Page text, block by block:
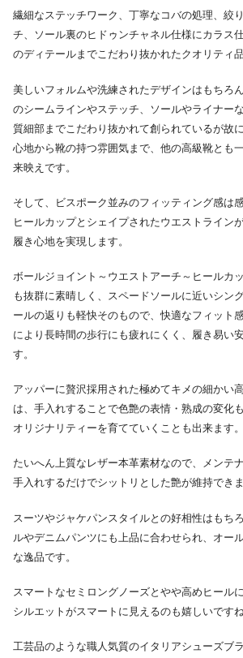
繊細なステッチワーク、丁寧なコバの処理、絞
チ、ソール裏のヒドゥンチャネル仕様にカラス
のディテールまでこだわり抜かれたクオリティ品
美しいフォルムや洗練されたデザインはもちろ
のシームラインやステッチ、ソールやライナー
質細部までこだわり抜かれて創られているが故
心地から靴の持つ雰囲気まで、他の高級靴とも
来映えです。
そして、ビスポーク並みのフィッティング感は
ヒールカップとシェイプされたウエストライン
履き心地を実現します。
ボールジョイント～ウエストアーチ～ヒールカ
も抜群に素晴しく、スペードソールに近いシン
ールの返りも軽快そのもので、快適なフィット
により長時間の歩行にも疲れにくく、履き易い
す。
アッパーに贅沢採用された極めてキメの細かい
は、手入れすることで色艶の表情・熟成の変化
オリジナリティーを育てていくことも出来ます。
たいへん上質なレザー本革素材なので、メンテ
手入れするだけでシットリとした艶が維持できま
スーツやジャケパンスタイルとの好相性はもち
ルやデニムパンツにも上品に合わせられ、オー
な逸品です。
スマートなセミロングノーズとやや高めヒール
シルエットがスマートに見えるのも嬉しいですね
工芸品のような職人気質のイタリアシューズブ